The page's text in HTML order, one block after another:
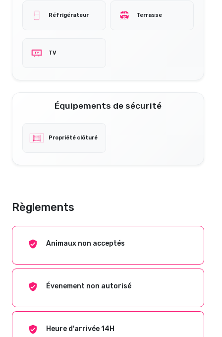
Réfrigérateur Terrasse
TV
Équipements de sécurité
Propriété clôturé
Règlements
Animaux non acceptés
Évenement non autorisé
Heure d'arrivée 14H